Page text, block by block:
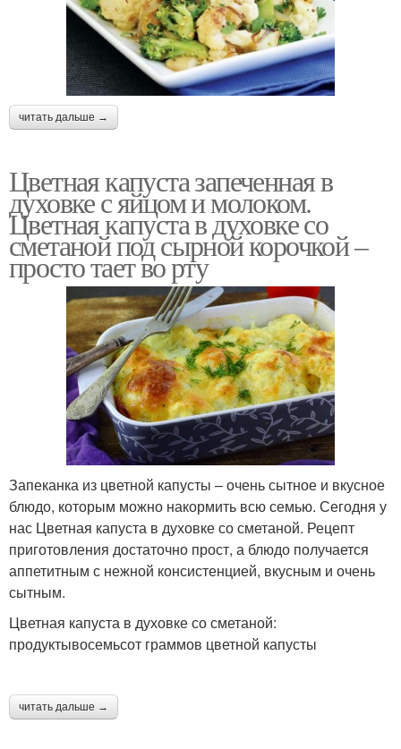
читать дальше →
Цветная капуста запеченная в
духовке с яйцом и молоком.
Цветная капуста в духовке со
сметаной под сырной корочкой –
просто тает во рту
Запеканка из цветной капусты – очень сытное и вкусное
блюдо, которым можно накормить всю семью. Сегодня у
нас Цветная капуста в духовке со сметаной. Рецепт
приготовления достаточно прост, а блюдо получается
аппетитным с нежной консистенцией, вкусным и очень
сытным.
Цветная капуста в духовке со сметаной:
продуктывосемьсот граммов цветной капусты
читать дальше →